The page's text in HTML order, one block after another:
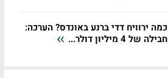
כמה ירוויח דדי ברנע באונדס? הערכה:
חבילה של 4 מיליון דולר...